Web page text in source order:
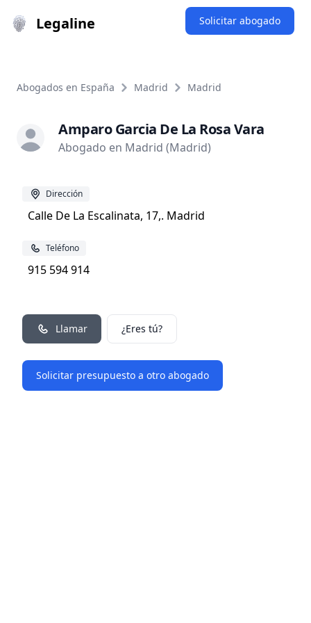
Legaline Solicitar abogado
Abogados en España Madrid Madrid
Amparo Garcia De La Rosa Vara
Abogado en Madrid (Madrid)
Dirección
Calle De La Escalinata, 17,. Madrid
Teléfono
915 594 914
Llamar ¿Eres tú?
Solicitar presupuesto a otro abogado